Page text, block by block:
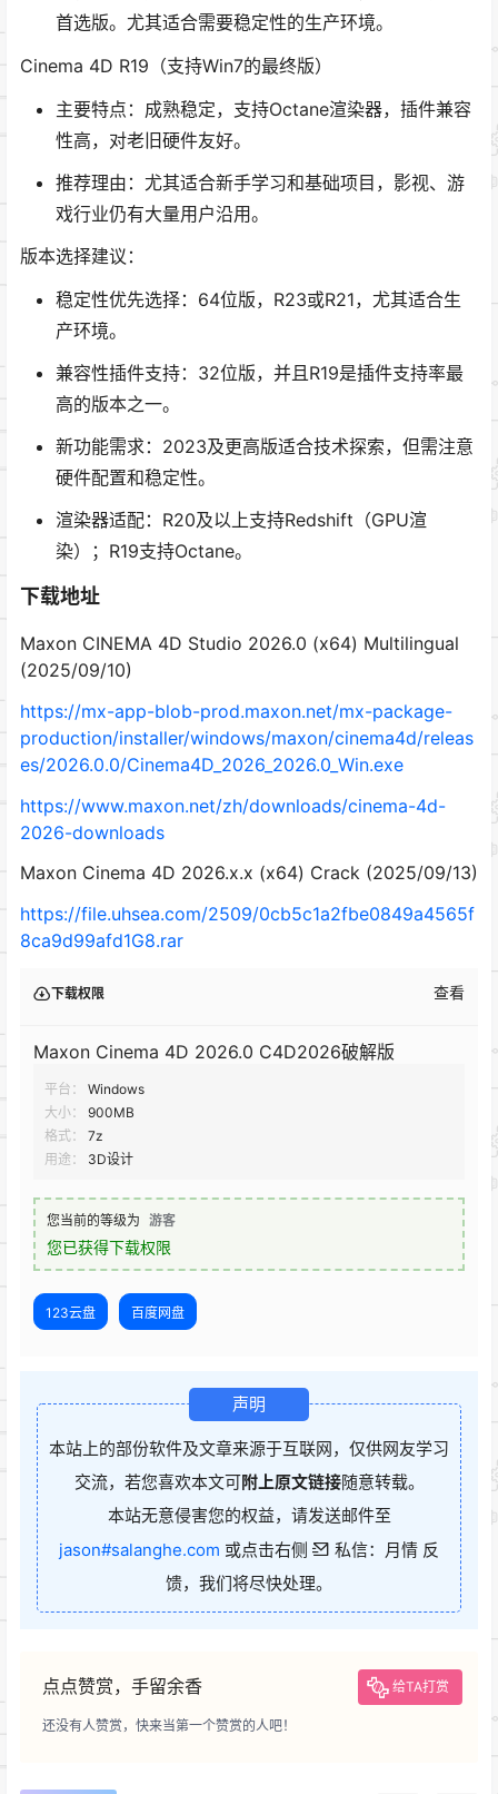
首选版。尤其适合需要稳定性的生产环境。
Cinema 4D R19（支持Win7的最终版）
主要特点：成熟稳定，支持Octane渲染器，插件兼容
性高，对老旧硬件友好。
推荐理由：尤其适合新手学习和基础项目，影视、游
戏行业仍有大量用户沿用。
版本选择建议：
稳定性优先选择：64位版，R23或R21，尤其适合生
产环境。
兼容性插件支持：32位版，并且R19是插件支持率最
高的版本之一。
新功能需求：2023及更高版适合技术探索，但需注意
硬件配置和稳定性。
渲染器适配：R20及以上支持Redshift（GPU渲
染）；R19支持Octane。
下载地址
Maxon CINEMA 4D Studio 2026.0 (x64) Multilingual
(2025/09/10)
https://mx-app-blob-prod.maxon.net/mx-package-
production/installer/windows/maxon/cinema4d/releas
es/2026.0.0/Cinema4D_2026_2026.0_Win.exe
https://www.maxon.net/zh/downloads/cinema-4d-
2026-downloads
Maxon Cinema 4D 2026.x.x (x64) Crack (2025/09/13)
https://file.uhsea.com/2509/0cb5c1a2fbe0849a4565f
8ca9d99afd1G8.rar
下载权限 查看
Maxon Cinema 4D 2026.0 C4D2026破解版
平台：
Windows
大小：
900MB
格式：
7z
用途：
3D设计
您当前的等级为 游客
您已获得下载权限
123云盘 百度网盘
声明
本站上的部份软件及文章来源于互联网，仅供网友学习
交流，若您喜欢本文可附上原文链接随意转载。
本站无意侵害您的权益，请发送邮件至
jason#salanghe.com 或点击右侧
私信：月情 反
馈，我们将尽快处理。
点点赞赏，手留余香 给TA打赏
还没有人赞赏，快来当第一个赞赏的人吧！